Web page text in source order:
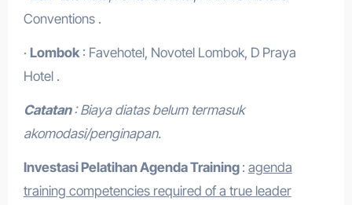
Conventions .
· Lombok: Favehotel, Novotel Lombok, D Praya
Hotel .
Catatan: Biaya diatas belum termasuk
akomodasi/penginapan.
Investasi Pelatihan Agenda Training : agenda
training competencies required of a true leader